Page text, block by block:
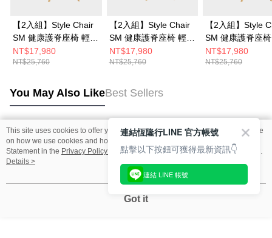
【2入組】Style Chair
SM 健康護脊座椅 輕奢
款 (奶油白+森林綠) 兩
入
NT$17,980
NT$25,760
【2入組】Style Chair
SM 健康護脊座椅 輕奢
款 (奶油白+奶油白) 兩
入
NT$17,980
NT$25,760
【2入組】Style
SM 健康護脊座
款 (森林綠+森林
入
NT$17,980
NT$25,760
You May Also LikeBest Sellers
Popular Tags
This site uses cookies to offer you a better browsing experience. Find out more
on how we use cookies and how you can change your settings on the Cookie
Statement in the Privacy Policy
of this website. By browsing the website, you
agree to our use of cookies as described in our Cookie Statement.
Details >
Got it
連結恆隆行LINE 官方帳號
點擊以下按鈕可獲得最新資訊👇
連結 LINE 帳號